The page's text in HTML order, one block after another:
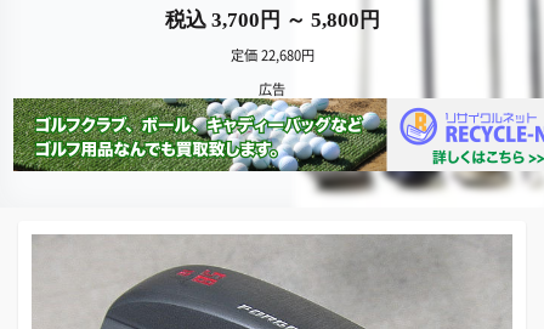
税込 3,700円 ～ 5,800円
定価 22,680円
広告